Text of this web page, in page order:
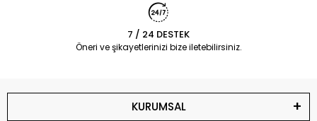
7 / 24 DESTEK
Öneri ve şikayetlerinizi bize iletebilirsiniz.
KURUMSAL